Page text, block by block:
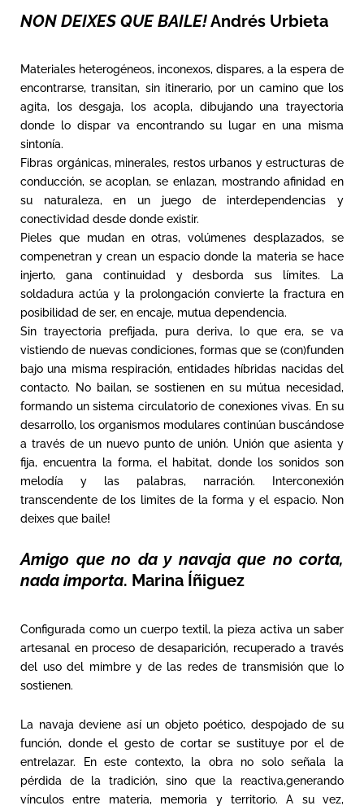
NON DEIXES QUE BAILE!Andrés Urbieta
Materiales heterogéneos, inconexos, dispares, a la espera de
encontrarse, transitan, sin itinerario, por un camino que los
agita, los desgaja, los acopla, dibujando una trayectoria
donde lo dispar va encontrando su lugar en una misma
sintonía.
Fibras orgánicas, minerales, restos urbanos y estructuras de
conducción, se acoplan, se enlazan, mostrando afinidad en
su naturaleza, en un juego de interdependencias y
conectividad desde donde existir.
Pieles que mudan en otras, volúmenes desplazados, se
compenetran y crean un espacio donde la materia se hace
injerto, gana continuidad y desborda sus límites. La
soldadura actúa y la prolongación convierte la fractura en
posibilidad de ser, en encaje, mutua dependencia.
Sin trayectoria prefijada, pura deriva, lo que era, se va
vistiendo de nuevas condiciones, formas que se (con)funden
bajo una misma respiración, entidades híbridas nacidas del
contacto. No bailan, se sostienen en su mútua necesidad,
formando un sistema circulatorio de conexiones vivas. En su
desarrollo, los organismos modulares continúan buscándose
a través de un nuevo punto de unión. Unión que asienta y
fija, encuentra la forma, el habitat, donde los sonidos son
melodía y las palabras, narración. Interconexión
transcendente de los limites de la forma y el espacio. Non
deixes que baile!
Amigo que no da y navaja que no corta,
nada importa. Marina Íñiguez
Configurada como un cuerpo textil, la pieza activa un saber
artesanal en proceso de desaparición, recuperado a través
del uso del mimbre y de las redes de transmisión que lo
sostienen.
La navaja deviene así un objeto poético, despojado de su
función, donde el gesto de cortar se sustituye por el de
entrelazar. En este contexto, la obra no solo señala la
pérdida de la tradición, sino que la reactiva,generando
vínculos entre materia, memoria y territorio. A su vez,